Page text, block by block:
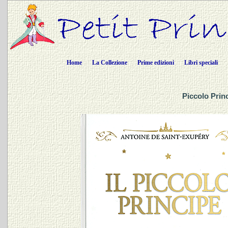
Home La Collezione Prime edizioni Libri speciali
Piccolo